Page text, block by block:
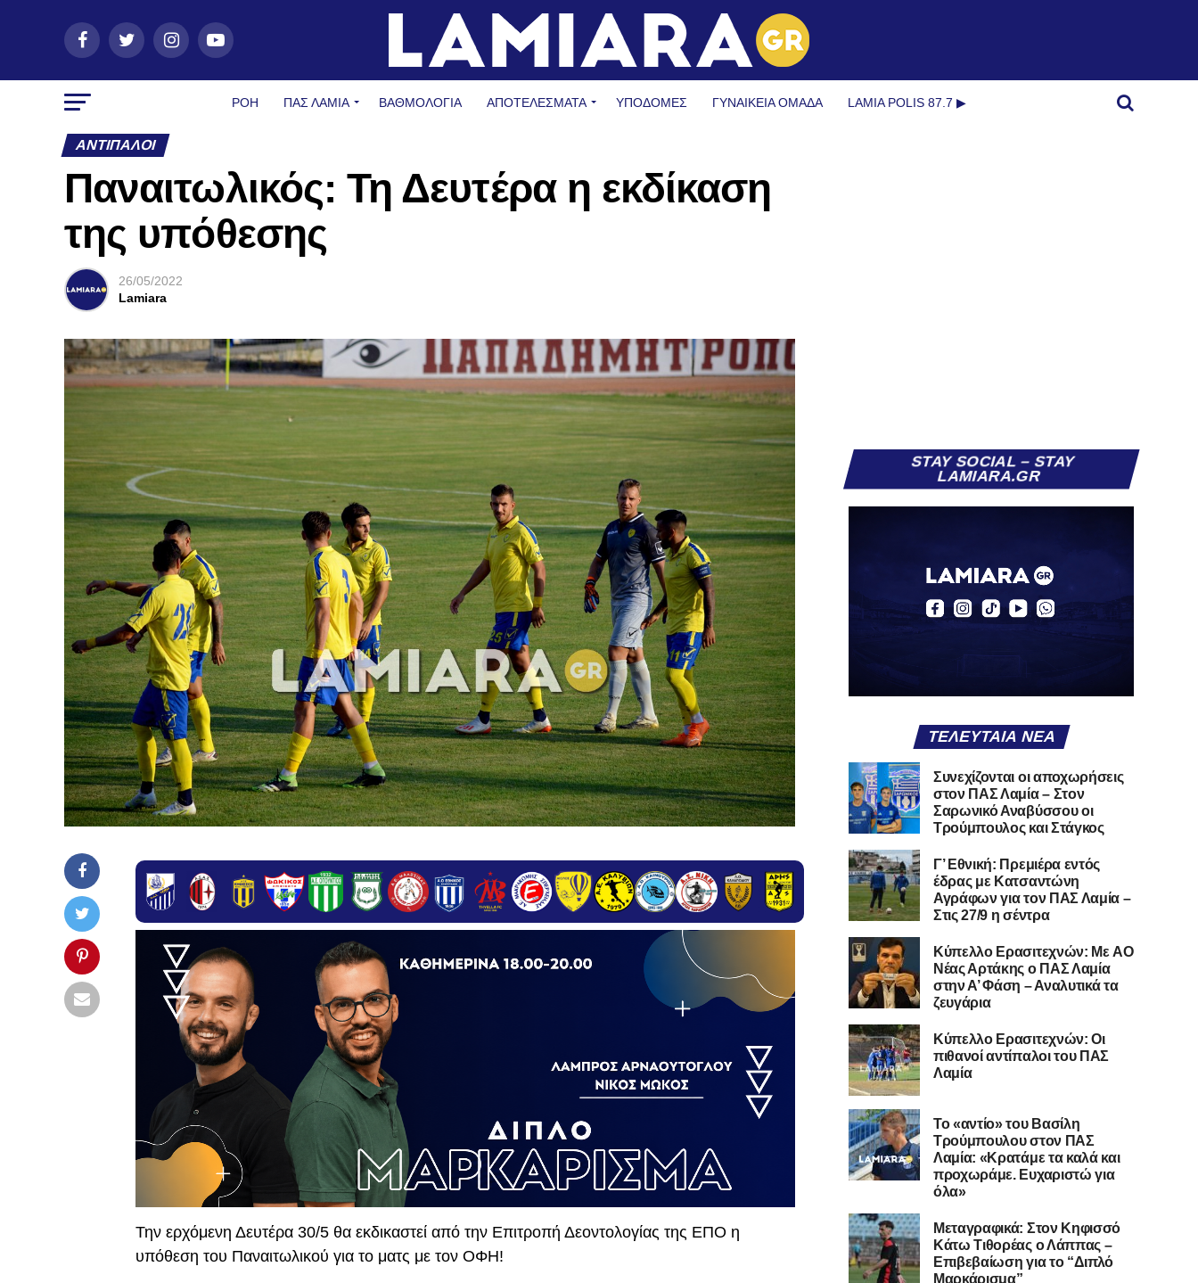
ΡΟΗ ΠΑΣ ΛΑΜΊΑ ΒΑΘΜΟΛΟΓΙΑ ΑΠΟΤΕΛΕΣΜΑΤΑ ΥΠΟΔΟΜΈΣ ΓΥΝΑΙΚΕΊΑ ΟΜΆΔΑ LAMIA POLIS 87.7 ▶︎
ΑΝΤΊΠΑΛΟΙ
Παναιτωλικός: Τη Δευτέρα η εκδίκαση
της υπόθεσης
26/05/2022
Lamiara
Την ερχόμενη Δευτέρα 30/5 θα εκδικαστεί από την Επιτροπή Δεοντολογίας της ΕΠΟ η
υπόθεση του Παναιτωλικού για το ματς με τον ΟΦΗ!
STAY SOCIAL – STAY
LAMIARA.GR
ΤΕΛΕΥΤΑΊΑ ΝΈΑ
Συνεχίζονται οι αποχωρήσεις
στον ΠΑΣ Λαμία – Στον
Σαρωνικό Αναβύσσου οι
Τρούμπουλος και Στάγκος
Γ’ Εθνική: Πρεμιέρα εντός
έδρας με Κατσαντώνη
Αγράφων για τον ΠΑΣ Λαμία –
Στις 27/9 η σέντρα
Kύπελλο Ερασιτεχνών: Με AO
Nέας Αρτάκης ο ΠΑΣ Λαμία
στην Α’ Φάση – Αναλυτικά τα
ζευγάρια
Κύπελλο Ερασιτεχνών: Οι
πιθανοί αντίπαλοι του ΠΑΣ
Λαμία
Το «αντίο» του Βασίλη
Τρούμπουλου στον ΠΑΣ
Λαμία: «Κρατάμε τα καλά και
προχωράμε. Ευχαριστώ για
όλα»
Μεταγραφικά: Στον Κηφισσό
Κάτω Τιθορέας ο Λάππας –
Επιβεβαίωση για το “Διπλό
Μαρκάρισμα”